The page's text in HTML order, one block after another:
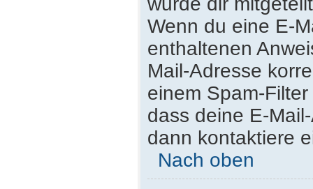
Wenn du eine E-
enthaltenen
Mail-Adresse
einem Spam-
dass deine E-
dann kontaktiere
Nach oben